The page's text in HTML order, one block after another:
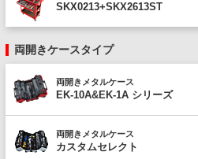
SKX0213+SKX2613ST
両開きケースタイプ
両開きメタルケース
EK-10A&EK-1A シリーズ
両開きメタルケース
カスタムセレクト